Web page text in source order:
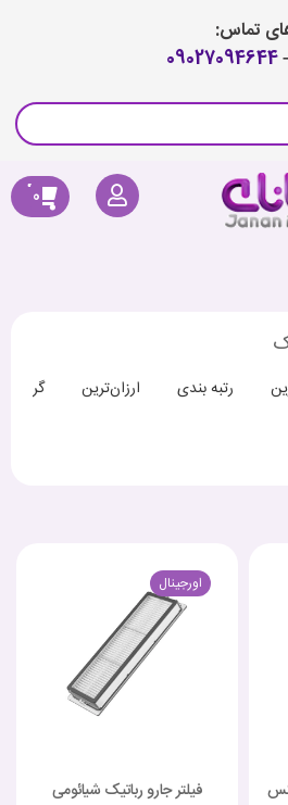
تماس:
09027094644
0
رتبه بندی ارزان‌ترین
اورجینال
فیلتر جارو رباتیک شیائومی